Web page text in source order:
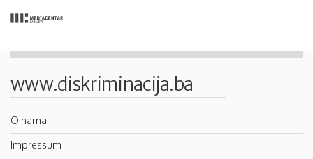
www.diskriminacija.ba
O nama
Impressum